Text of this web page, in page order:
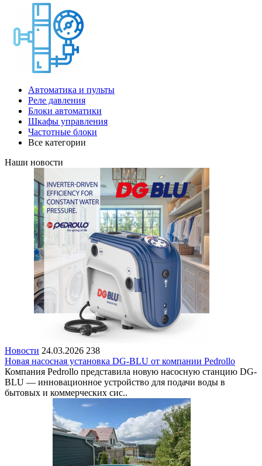
Автоматика и пульты
Реле давления
Блоки автоматики
Шкафы управления
Частотные блоки
Все категории
Наши новости
Новости 24.03.2026 238
Новая насосная установка DG-BLU от компании Pedrollo
Компания Pedrollo представила новую насосную станцию DG-
BLU — инновационное устройство для подачи воды в
бытовых и коммерческих сис..